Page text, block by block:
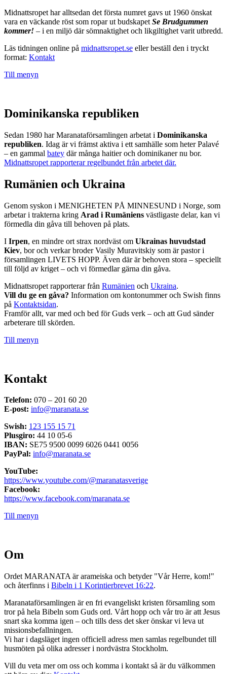
Midnattsropet har alltsedan det första numret gavs ut 1960 önskat
vara en väckande röst som ropar ut budskapet Se Brudgummen
kommer! – i en miljö där sömnaktighet och likgiltighet varit utbredd.
Läs tidningen online på midnattsropet.se eller beställ den i tryckt
format: Kontakt
Till menyn
Dominikanska republiken
Sedan 1980 har Maranataförsamlingen arbetat i Dominikanska
republiken. Idag är vi främst aktiva i ett samhälle som heter Palavé
– en gammal batey där många haitier och dominikaner nu bor.
Midnattsropet rapporterar regelbundet från arbetet där.
Rumänien och Ukraina
Genom syskon i MENIGHETEN PÅ MINNESUND i Norge, som
arbetar i trakterna kring Arad i Rumäniens västligaste delar, kan vi
förmedla din gåva till behoven på plats.
I Irpen, en mindre ort strax nordväst om Ukrainas huvudstad
Kiev, bor och verkar broder Vasily Muravitskiy som är pastor i
församlingen LIVETS HOPP. Även där är behoven stora – speciellt
till följd av kriget – och vi förmedlar gärna din gåva.
Midnattsropet rapporterar från Rumänien och Ukraina.
Vill du ge en gåva? Information om kontonummer och Swish finns
på Kontaktsidan.
Framför allt, var med och bed för Guds verk – och att Gud sänder
arbeterare till skörden.
Till menyn
Kontakt
Telefon: 070 – 201 60 20
E-post: info@maranata.se
Swish: 123 155 15 71
Plusgiro: 44 10 05-6
IBAN: SE75 9500 0099 6026 0441 0056
PayPal: info@maranata.se
YouTube:
https://www.youtube.com/@maranatasverige
Facebook:
https://www.facebook.com/maranata.se
Till menyn
Om
Ordet MARANATA är arameiska och betyder "Vår Herre, kom!"
och återfinns i Bibeln i 1 Korintierbrevet 16:22.
Maranataförsamlingen är en fri evangeliskt kristen församling som
tror på hela Bibeln som Guds ord. Vårt hopp och vår tro är att Jesus
snart ska komma igen – och tills dess det sker önskar vi leva ut
missionsbefallningen.
Vi har i dagsläget ingen officiell adress men samlas regelbundet till
husmöten på olika adresser i nordvästra Stockholm.
Vill du veta mer om oss och komma i kontakt så är du välkommen